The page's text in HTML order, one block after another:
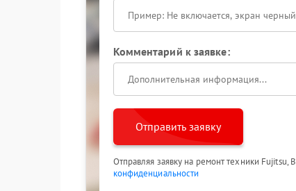
Комментарий к заявке:
Отправить заявку
Отправляя заявку на ремонт техники Fujitsu,
конфиденциальности